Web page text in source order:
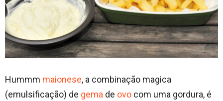
Hummm maionese, a combinação magica
(emulsificação) de gema de ovo com uma gordura, é